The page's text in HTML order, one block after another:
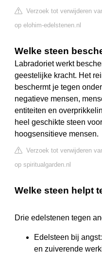
Verzoek tot verwijderen
op elohim-edelstenen.nl
Welke steen
Labradoriet werkt
geestelijke kracht. Het
beschermt je tegen
negatieve mensen,
entiteiten en
heel geschikte steen
hoogsensitieve mensen.
Verzoek tot verwijderen
op spiritualgarden.nl
Welke steen helpt
Drie edelstenen tegen
Edelsteen bij
en zuiverende